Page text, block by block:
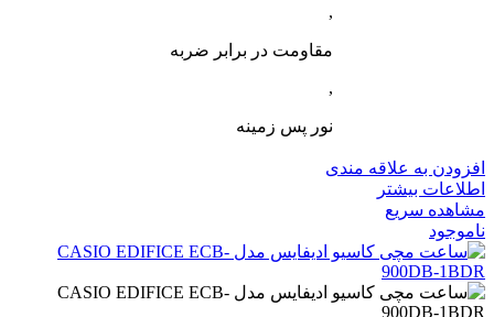
,
مقاومت در برابر ضربه
,
نور پس زمینه
افزودن به علاقه مندی
اطلاعات بیشتر
مشاهده سریع
ناموجود